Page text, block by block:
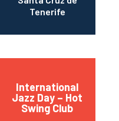
Tenerife
International
Jazz Day – Hot
Swing Club